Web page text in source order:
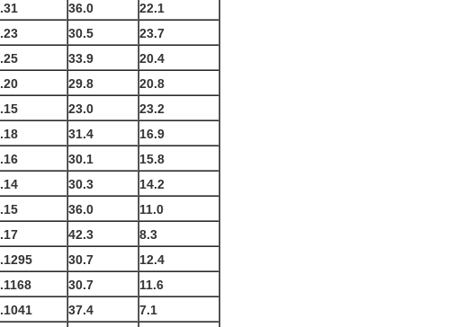
.31 36.0
22.1
.23 30.5
23.7
.25 33.9
20.4
.20 29.8
20.8
.15 23.0
23.2
.18 31.4
16.9
.16 30.1
15.8
.14 30.3
14.2
.15 36.0
11.0
.17 42.3
8.3
.1295 30.7
12.4
.1168 30.7
11.6
.1041 37.4
7.1